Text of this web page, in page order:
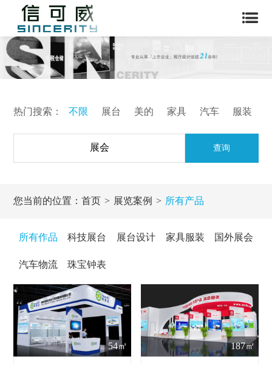
热门搜索： 不限 展台 美的 家具 汽车 服装
查询
您当前的位置：首页 展览案例 所有产品
所有作品 科技展台 展台设计 家具服装 国外展会
汽车物流 珠宝钟表
54㎡ 187㎡